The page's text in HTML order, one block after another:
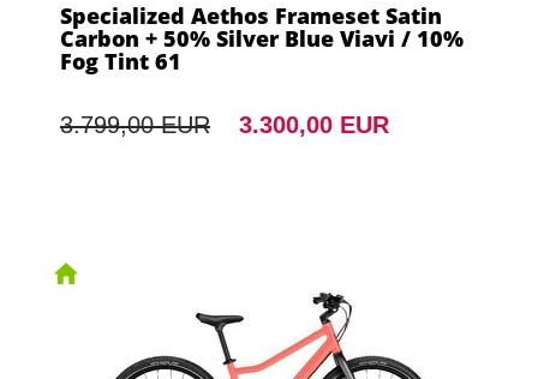
Specialized Aethos Frameset Satin
Carbon + 50% Silver Blue Viavi / 10%
Fog Tint 61
3.799,00 EUR 3.300,00 EUR